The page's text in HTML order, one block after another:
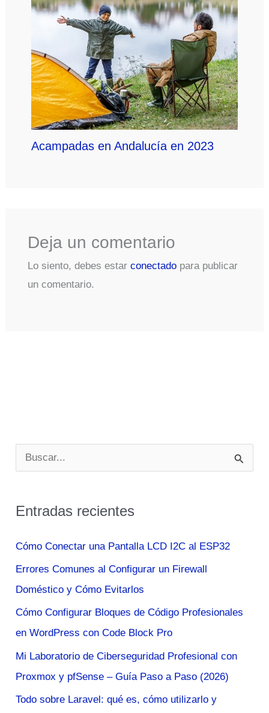
Acampadas en Andalucía en 2023
Deja un comentario
Lo siento, debes estar conectadopara publicar
un comentario.
u
c
p
o
r
:
Entradas recientes
Cómo Conectar una Pantalla LCD I2C al ESP32
Errores Comunes al Configurar un Firewall
Doméstico y Cómo Evitarlos
Cómo Configurar Bloques de Código Profesionales
en WordPress con Code Block Pro
Mi Laboratorio de Ciberseguridad Profesional con
Proxmox y pfSense – Guía Paso a Paso (2026)
Todo sobre Laravel: qué es, cómo utilizarlo y